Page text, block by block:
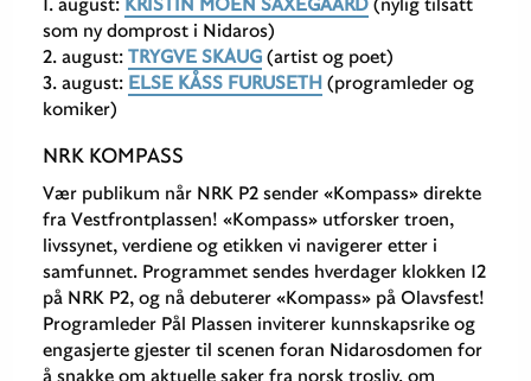
som ny domprost i Nidaros)
2. august:TRYGVE SKAUG (artist og poet)
3. august: ELSE KÅSS FURUSETH (programleder og
komiker)
NRK KOMPASS
Vær publikum når NRK P2 sender «Kompass» direkte
fra Vestfrontplassen! «Kompass» utforsker troen,
livssynet, verdiene og etikken vi navigerer etter i
samfunnet. Programmet sendes hverdager klokken 12
på NRK P2, og nå debuterer «Kompass» på Olavsfest!
Programleder Pål Plassen inviterer kunnskapsrike og
engasjerte gjester til scenen foran Nidarosdomen for
å snakke om aktuelle saker fra norsk trosliv, om